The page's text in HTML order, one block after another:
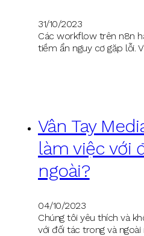
31/10/2023
Các workflow trên n8n
tiềm ẩn nguy cơ gặp lỗi.
Vân Tay
làm việc với
ngoài?
04/10/2023
Chúng tôi yêu thích và
với đối tác trong và ngoài